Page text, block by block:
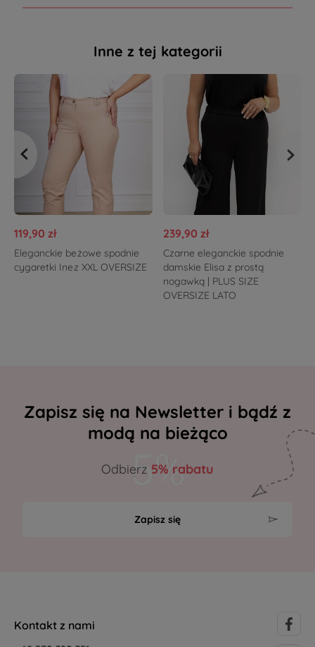
Inne z tej kategorii
119,90 zł
Eleganckie beżowe spodnie
cygaretki Inez XXL OVERSIZE
239,90 zł
Czarne eleganckie spodnie
damskie Elisa z prostą
nogawką | PLUS SIZE
OVERSIZE LATO
Zapisz się na Newsletter i bądź z
modą na bieżąco
Odbierz 5% rabatu
Zapisz się
Kontakt z nami